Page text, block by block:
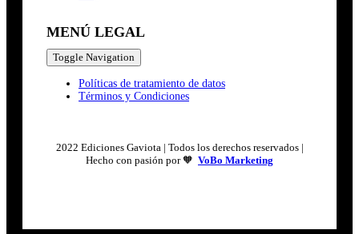
MENÚ LEGAL
Toggle Navigation
Políticas de tratamiento de datos
Términos y Condiciones
2022 Ediciones Gaviota | Todos los derechos reservados |
Hecho con pasión por 🧡 VoBo Marketing